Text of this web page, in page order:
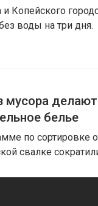
Копейского
воды на три дня.
мусора
белье
по сортировке
свалке